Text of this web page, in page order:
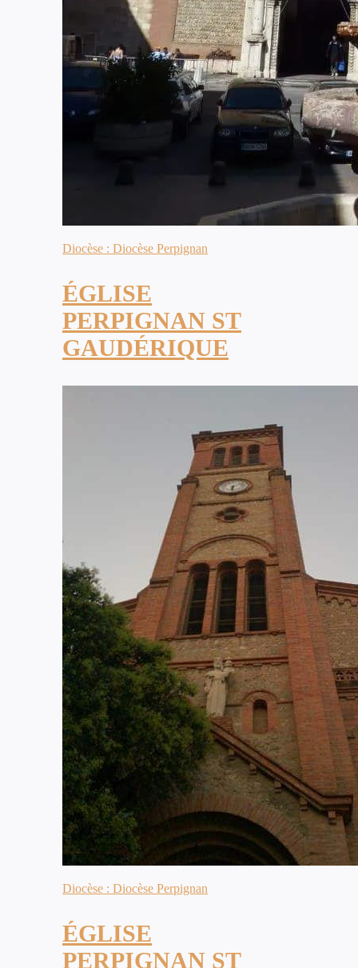
Diocèse : Diocèse Perpignan
ÉGLISE
PERPIGNAN ST
GAUDÉRIQUE
Diocèse : Diocèse Perpignan
ÉGLISE
PERPIGNAN ST